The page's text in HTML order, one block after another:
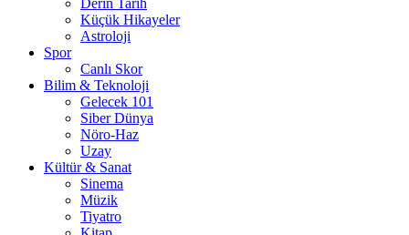
Derin Tarih
Küçük Hikayeler
Astroloji
Spor
Canlı Skor
Bilim & Teknoloji
Gelecek 101
Siber Dünya
Nöro-Haz
Uzay
Kültür & Sanat
Sinema
Müzik
Tiyatro